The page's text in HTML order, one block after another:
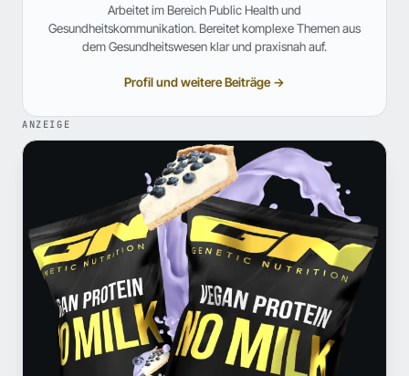
Arbeitet im Bereich Public Health und
Gesundheitskommunikation. Bereitet komplexe Themen aus
dem Gesundheitswesen klar und praxisnah auf.
Profil und weitere Beiträge →
ANZEIGE